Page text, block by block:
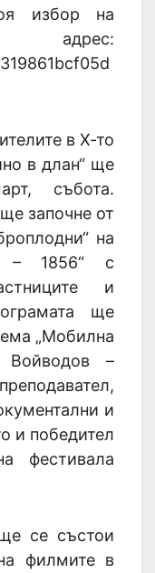
избор на
в Х-то
в длан“ ще
събота.
започне от
на
– 1856“ с
и
ще
„Мобилна
Войводов –
и
и победител
фестивала
се състои
филмите в